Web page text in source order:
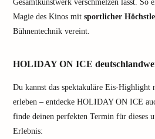
Gesamtkunstwerk verschmelzen lässt. So
Magie des Kinos mit sportlicher
Bühnentechnik vereint.
HOLIDAY ON ICE
Du kannst das spektakuläre Eis-Highlight
erleben – entdecke HOLIDAY ON ICE
finde deinen perfekten Termin für dieses
Erlebnis: